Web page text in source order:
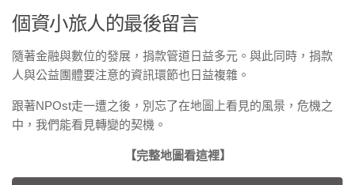
個資小旅人的最後留言
隨著金融與數位的發展，捐款管道日益多元。與此同時，捐款
人與公益團體要注意的資訊環節也日益複雜。
跟著NPOst走一遭之後，別忘了在地圖上看見的風景，危機之
中，我們能看見轉變的契機。
【完整地圖看這裡】